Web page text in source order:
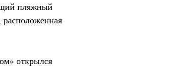
пляжный
расположенная
открылся